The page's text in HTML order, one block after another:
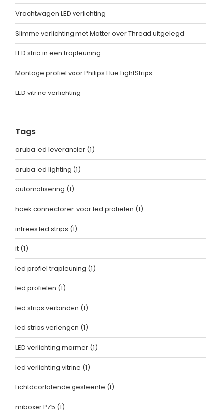
Vrachtwagen LED verlichting
Slimme verlichting met Matter over Thread uitgelegd
LED strip in een trapleuning
Montage profiel voor Philips Hue LightStrips
LED vitrine verlichting
Tags
aruba led leverancier (1)
aruba led lighting (1)
automatisering (1)
hoek connectoren voor led profielen (1)
infrees led strips (1)
it (1)
led profiel trapleuning (1)
led profielen (1)
led strips verbinden (1)
led strips verlengen (1)
LED verlichting marmer (1)
led verlichting vitrine (1)
Lichtdoorlatende gesteente (1)
miboxer PZ5 (1)